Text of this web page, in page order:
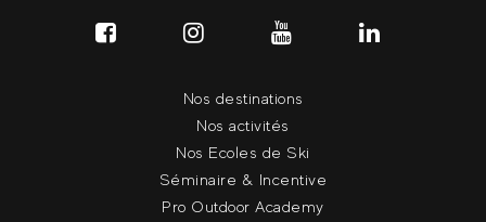
Nos destinations
Nos activités
Nos Ecoles de Ski
Séminaire & Incentive
Pro Outdoor Academy